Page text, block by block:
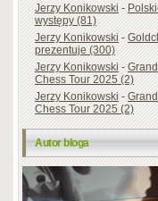
Jerzy Konikowski-
występy (81)
Jerzy Konikowski-
prezentuje (300)
Jerzy Konikowski-Grand
Chess Tour 2025 (2)
Jerzy Konikowski-Grand
Chess Tour 2025 (2)
Autor bloga